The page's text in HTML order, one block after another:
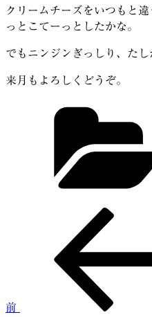
クリームチーズをいつもと
っとこてーっとしたかな。
でもニンジンぎっしり、たし
来月もよろしくどうぞ。
前